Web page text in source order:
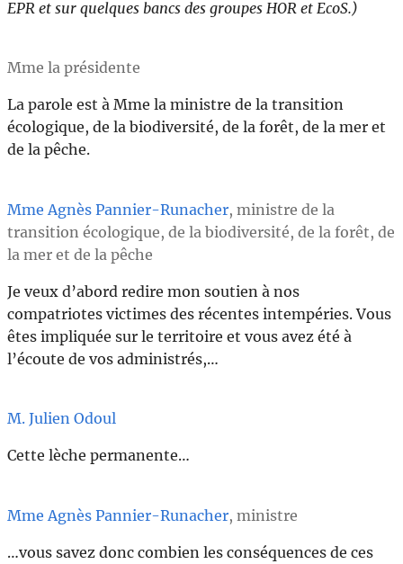
EPR et sur quelques bancs des groupes HOR et EcoS.)
Mme la présidente
La parole est à Mme la ministre de la transition
écologique, de la biodiversité, de la forêt, de la mer et
de la pêche.
Mme Agnès Pannier-Runacher, ministre de la
transition écologique, de la biodiversité, de la forêt, de
la mer et de la pêche
Je veux d’abord redire mon soutien à nos
compatriotes victimes des récentes intempéries. Vous
êtes impliquée sur le territoire et vous avez été à
l’écoute de vos administrés,…
M. Julien Odoul
Cette lèche permanente…
Mme Agnès Pannier-Runacher, ministre
…vous savez donc combien les conséquences de ces